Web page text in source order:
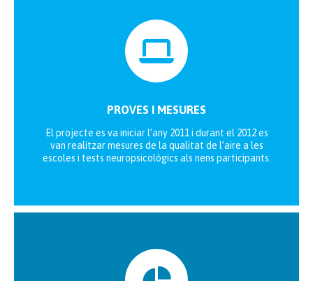
PROVES I MESURES
El projecte es va iniciar l’any 2011 i durant el 2012 es
van realitzar mesures de la qualitat de l’aire a les
escoles i tests neuropsicològics als nens participants.